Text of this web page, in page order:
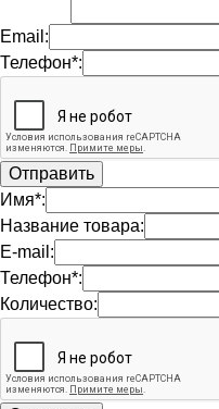
Email:
Телефон*:
Имя*:
Название товара:
E-mail:
Телефон*:
Количество: